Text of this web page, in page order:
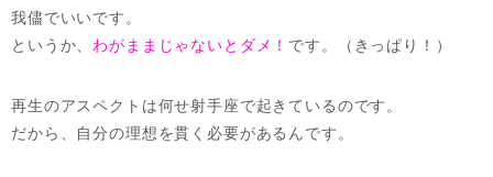
我儘でいいです。
というか、 わがままじゃないとダメ！ です。（きっぱり！）
再生のアスペクトは何せ射手座で起きているのです。
だから、自分の理想を貫く必要があるんです。